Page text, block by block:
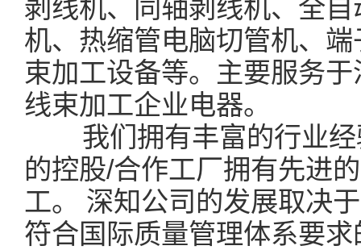
剥线机、同轴剥线机、全
机、热缩管电脑切管机、
束加工设备等。主要服务
线束加工企业电器。
我们拥有丰富的行业经
的控股/合作工厂拥有先进
工。 深知公司的发展取决
符合国际质量管理体系要